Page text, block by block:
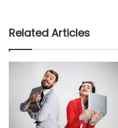
Related Articles